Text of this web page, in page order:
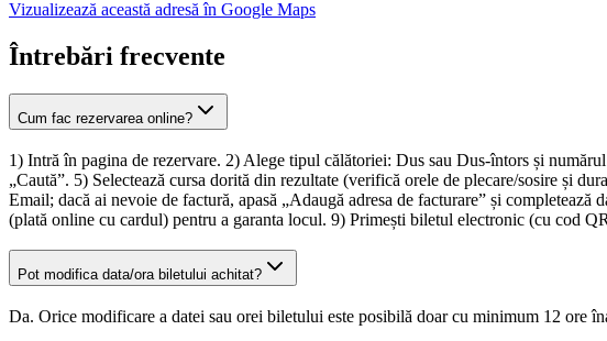
Vizualizează această adresă în Google Maps
Întrebări frecvente
Cum fac rezervarea online?
1) Intră în pagina de rezervare. 2) Alege tipul călătoriei: Dus sau Dus-întors și
„Caută”. 5) Selectează cursa dorită din rezultate (verifică orele de plecare/sosire și
Email; dacă ai nevoie de factură, apasă „Adaugă adresa de facturare” și
(plată online cu cardul) pentru a garanta locul. 9) Primești biletul electronic (cu cod
Pot modifica data/ora biletului achitat?
Da. Orice modificare a datei sau orei biletului este posibilă doar cu minimum 12 ore